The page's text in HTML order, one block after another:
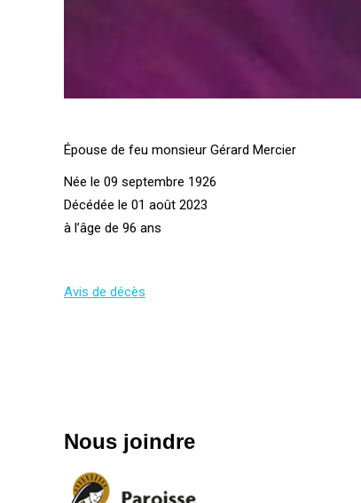
Épouse de feu monsieur Gérard Mercier
Née le 09 septembre 1926
Décédée le 01 août 2023
à l’âge de 96 ans
Avis de décès
Nous joindre